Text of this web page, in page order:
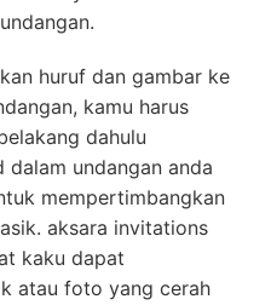
huruf dan gambar ke
kamu harus
dahulu
dalam undangan anda
mempertimbangkan
aksara invitations
kaku dapat
atau foto yang cerah